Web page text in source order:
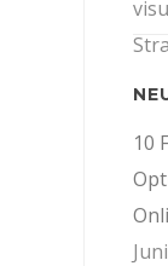
10